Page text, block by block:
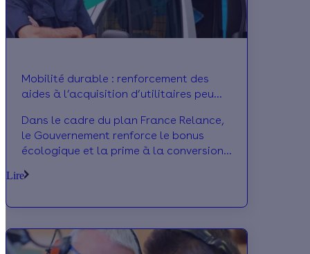
Mobilité durable : renforcement des
aides à l’acquisition d’utilitaires peu
Dans le cadre du plan France Relance,
le Gouvernement renforce le bonus
écologique et la prime à la conversion
légers (VUL) électriques et hybrides
barèmes applicables.
Lire